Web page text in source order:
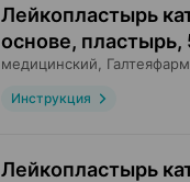
Лейкопластырь
основе, пластырь,
медицинский, Галтеяфарм
Инструкция
Лейкопластырь